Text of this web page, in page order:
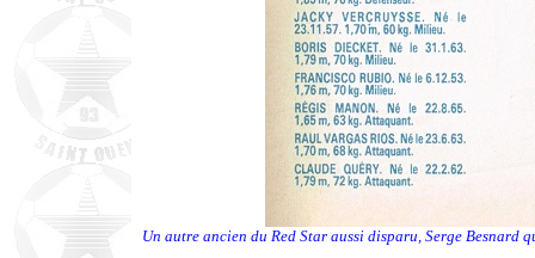
Un autre ancien du Red Star aussi disparu, Serge